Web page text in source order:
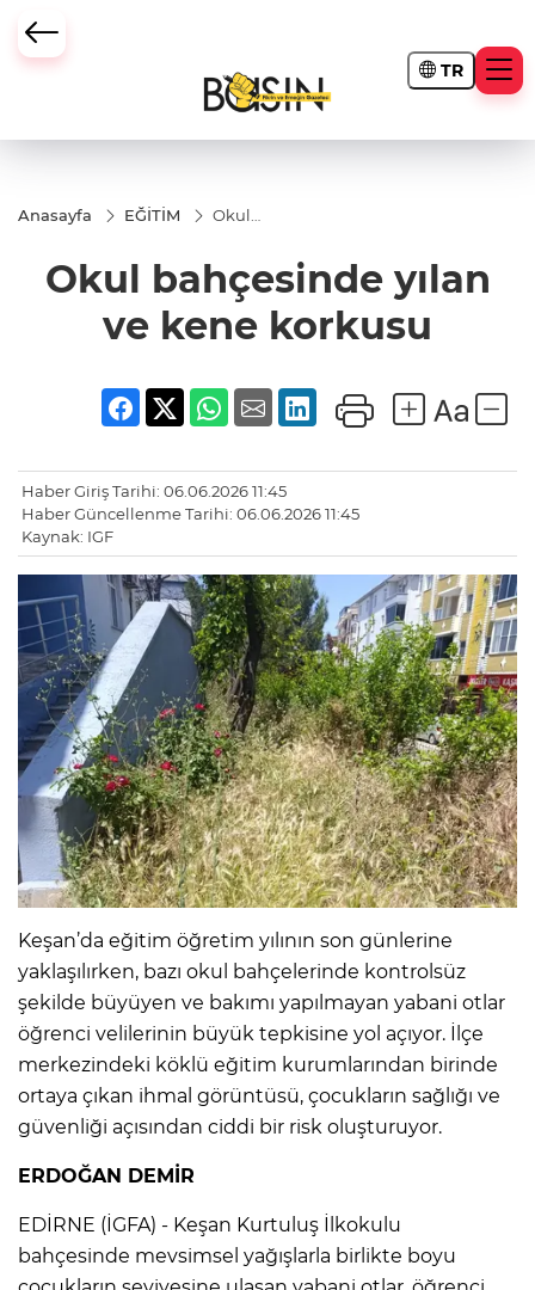
TR
Anasayfa EĞİTİM
Okul
kene
korkusu
Okul bahçesinde yılan
ve kene korkusu
Haber Giriş Tarihi: 06.06.2026 11:45
Haber Güncellenme Tarihi: 06.06.2026 11:45
Kaynak: IGF
Keşan’da eğitim öğretim yılının son günlerine
yaklaşılırken, bazı okul bahçelerinde kontrolsüz
şekilde büyüyen ve bakımı yapılmayan yabani otlar
öğrenci velilerinin büyük tepkisine yol açıyor. İlçe
merkezindeki köklü eğitim kurumlarından birinde
ortaya çıkan ihmal görüntüsü, çocukların sağlığı ve
güvenliği açısından ciddi bir risk oluşturuyor.
ERDOĞAN DEMİR
EDİRNE (İGFA) - Keşan Kurtuluş İlkokulu
bahçesinde mevsimsel yağışlarla birlikte boyu